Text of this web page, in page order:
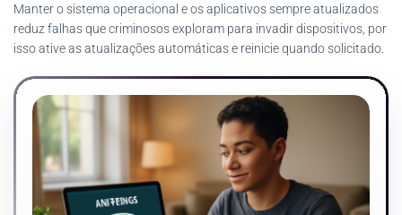
Manter o sistema operacional e os aplicativos sempre atualizados
reduz falhas que criminosos exploram para invadir dispositivos, por
isso ative as atualizações automáticas e reinicie quando solicitado.